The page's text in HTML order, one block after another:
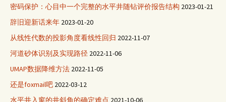
密码保护：心目中一个完整的水平井随钻评价报告结构 2023-01-21
辞旧迎新话来年 2023-01-20
从线性代数的投影角度看线性回归 2022-11-07
河道砂体识别及实现路径 2022-11-06
UMAP数据降维方法 2022-11-05
还是foxmail吧 2022-03-12
水平井入窗的井斜角的确定难点 2021-10-06